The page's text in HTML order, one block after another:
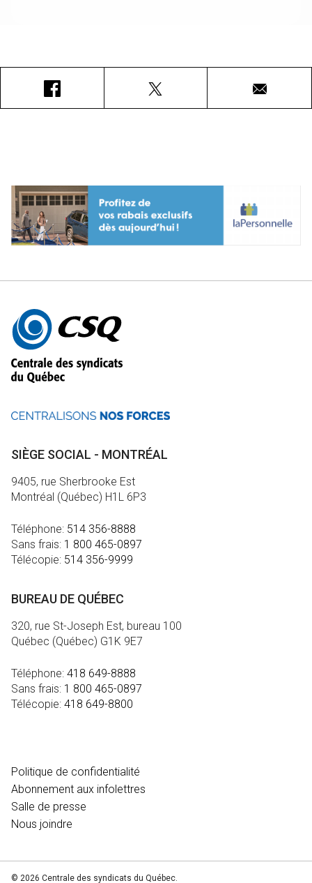
Courriel
Autres
informations
SIÈGE SOCIAL - MONTRÉAL
9405, rue Sherbrooke Est
Montréal (Québec) H1L 6P3
Téléphone: 514 356-8888
Sans frais: 1 800 465-0897
Télécopie: 514 356-9999
BUREAU DE QUÉBEC
320, rue St-Joseph Est, bureau 100
Québec (Québec) G1K 9E7
Téléphone: 418 649-8888
Sans frais: 1 800 465-0897
Télécopie: 418 649-8800
Politique de confidentialité
Abonnement aux infolettres
Salle de presse
Nous joindre
© 2026 Centrale des syndicats du Québec.